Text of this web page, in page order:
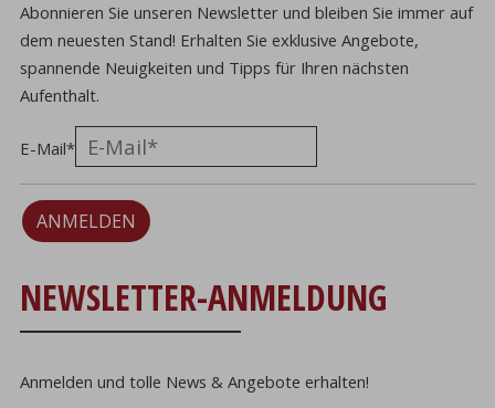
Abonnieren Sie unseren Newsletter und bleiben Sie immer auf
dem neuesten Stand! Erhalten Sie exklusive Angebote,
spannende Neuigkeiten und Tipps für Ihren nächsten
Aufenthalt.
E-Mail*
ANMELDEN
NEWSLETTER-ANMELDUNG
Anmelden und tolle News & Angebote erhalten!